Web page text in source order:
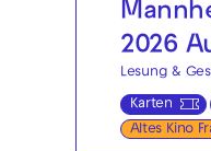
2026
Lesung &
Karten
Altes Kino